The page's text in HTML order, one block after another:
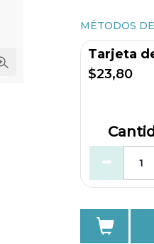
MÉTODOS
Tarjeta
$23,80